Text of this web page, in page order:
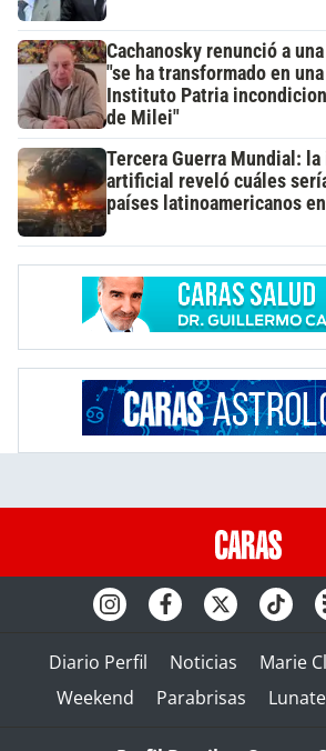
Cachanosky renunció a
"se ha transformado en
Instituto Patria
de Milei"
Tercera Guerra Mundial:
artificial reveló cuáles
países latinoamericanos
Diario Perfil Noticias Marie
Weekend
Parabrisas